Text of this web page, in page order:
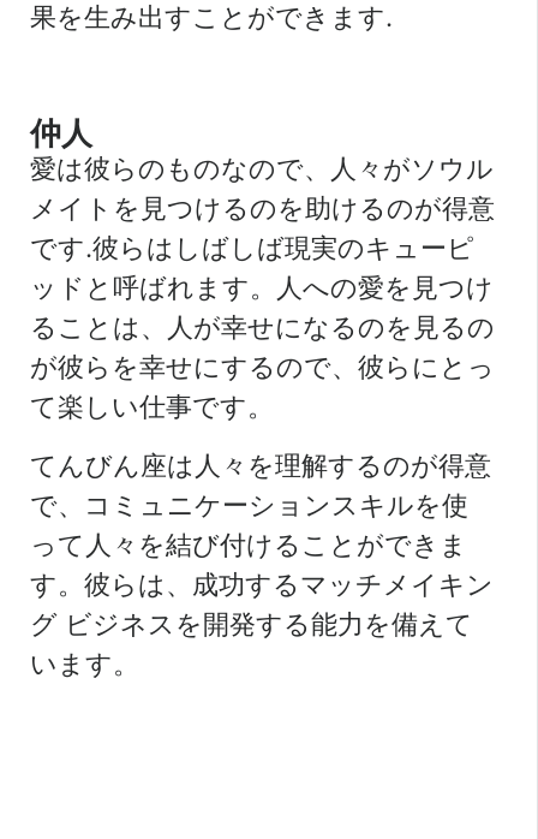
果を生み出すことができます.
仲人
愛は彼らのものなので、人々がソウル
メイトを見つけるのを助けるのが得意
です.彼らはしばしば現実のキューピ
ッドと呼ばれます。人への愛を見つけ
ることは、人が幸せになるのを見るの
が彼らを幸せにするので、彼らにとっ
て楽しい仕事です。
てんびん座は人々を理解するのが得意
で、コミュニケーションスキルを使
って人々を結び付けることができま
す。彼らは、成功するマッチメイキン
グ ビジネスを開発する能力を備えて
います。